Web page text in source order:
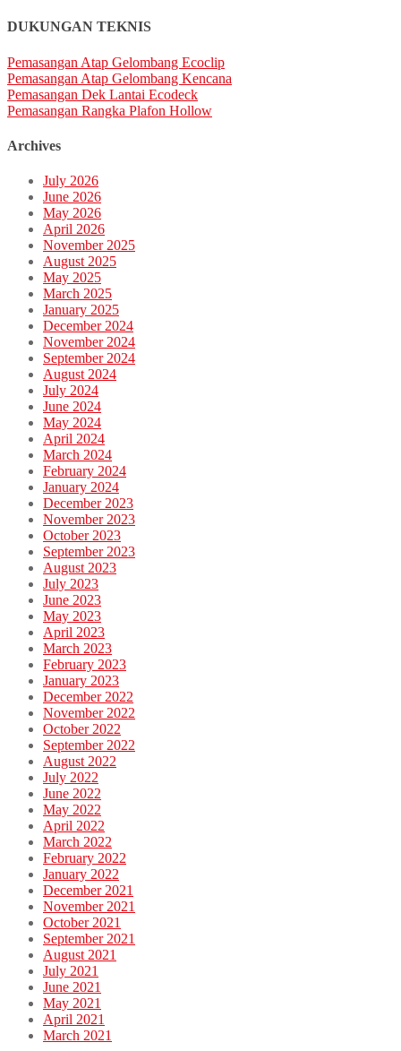
DUKUNGAN TEKNIS
Pemasangan Atap Gelombang Ecoclip
Pemasangan Atap Gelombang Kencana
Pemasangan Dek Lantai Ecodeck
Pemasangan Rangka Plafon Hollow
Archives
July 2026
June 2026
May 2026
April 2026
November 2025
August 2025
May 2025
March 2025
January 2025
December 2024
November 2024
September 2024
August 2024
July 2024
June 2024
May 2024
April 2024
March 2024
February 2024
January 2024
December 2023
November 2023
October 2023
September 2023
August 2023
July 2023
June 2023
May 2023
April 2023
March 2023
February 2023
January 2023
December 2022
November 2022
October 2022
September 2022
August 2022
July 2022
June 2022
May 2022
April 2022
March 2022
February 2022
January 2022
December 2021
November 2021
October 2021
September 2021
August 2021
July 2021
June 2021
May 2021
April 2021
March 2021